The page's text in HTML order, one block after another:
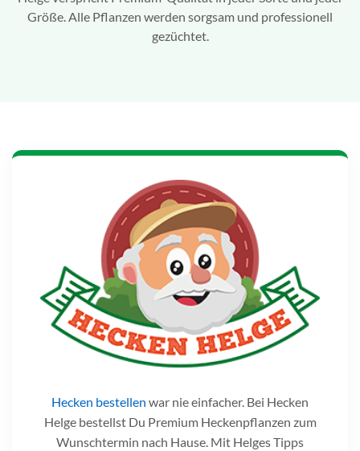
Größe. Alle Pflanzen werden sorgsam und professionell
gezüchtet.
Hecken bestellen war nie einfacher. Bei Hecken
Helge bestellst Du Premium Heckenpflanzen zum
Wunschtermin nach Hause. Mit Helges Tipps